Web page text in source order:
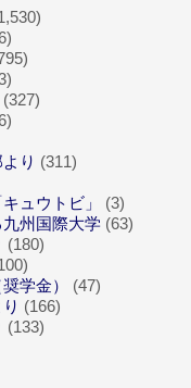
(327)
り (311)
ュウトビ」
(3)
州国際大学 (63)
(180)
学金）
(47)
(166)
(133)